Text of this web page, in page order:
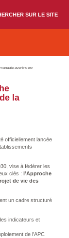
SUR LE SITE
avenirs esr
la
officiellement lancée
vise à fédérer les
clés : l’Approche
de vie des
un cadre structuré
indicateurs et
de l'APC